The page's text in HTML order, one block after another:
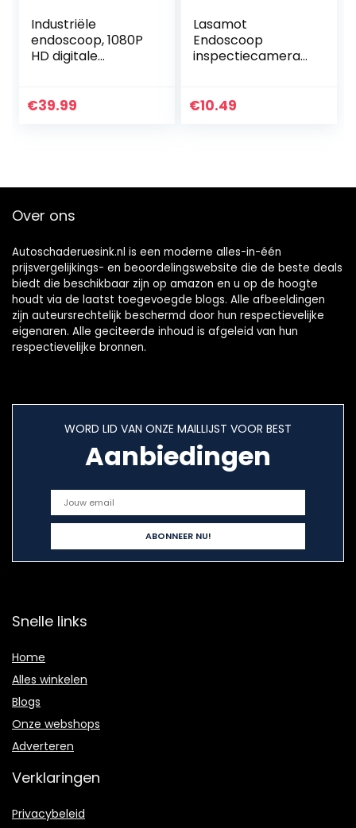
Industriële
endoscoop, 1080P
HD digitale
met IP67
€39.99
Lasamot
Endoscoop
inspectiecamera
endoscoop, 6 leds,
€10.49
Over ons
Autoschaderuesink.nl is een moderne alles-in-één
prijsvergelijkings- en beoordelingswebsite die de beste deals
biedt die beschikbaar zijn op amazon en u op de hoogte
houdt via de laatst toegevoegde blogs. Alle afbeeldingen
zijn auteursrechtelijk beschermd door hun respectievelijke
eigenaren. Alle geciteerde inhoud is afgeleid van hun
respectievelijke bronnen.
WORD LID VAN ONZE MAILLIJST VOOR BEST
Aanbiedingen
Snelle links
Home
Alles winkelen
Blogs
Onze webshops
Adverteren
Verklaringen
Privacybeleid